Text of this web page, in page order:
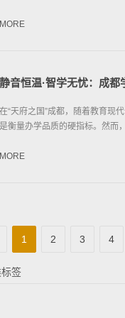
MORE
静音恒温·智学无忧：成
在“天府之国”成都，随着教育现
是衡量办学品质的硬指标。然而
MORE
1 2 3 4
签